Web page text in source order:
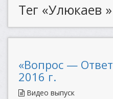
Тег «Улюкаев »
«Вопрос —
2016 г.
Видео выпуск